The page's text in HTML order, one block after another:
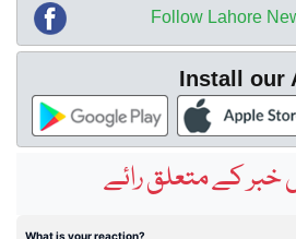
Follow Lahore
Install our
کے متعلق رائے